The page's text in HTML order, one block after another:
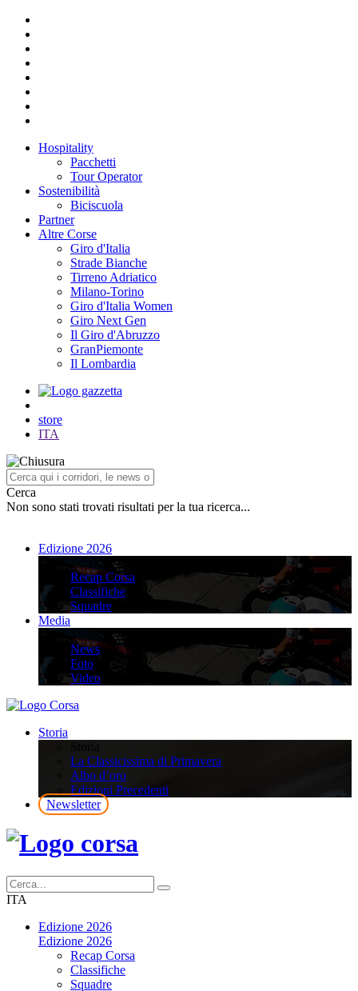
Hospitality
Pacchetti
Tour Operator
Sostenibilità
Biciscuola
Partner
Altre Corse
Giro d'Italia
Strade Bianche
Tirreno Adriatico
Milano-Torino
Giro d'Italia Women
Giro Next Gen
Il Giro d'Abruzzo
GranPiemonte
Il Lombardia
store
ITA
Cerca
Non sono stati trovati risultati per la tua ricerca...
Edizione 2026
Edizione 2026
Recap Corsa
Classifiche
Squadre
Media
Media
News
Foto
Video
Storia
La Classicissima di Primavera
Albo d’oro
Edizioni Precedenti
Newsletter
ITA
Edizione 2026
Edizione 2026
Recap Corsa
Classifiche
Squadre